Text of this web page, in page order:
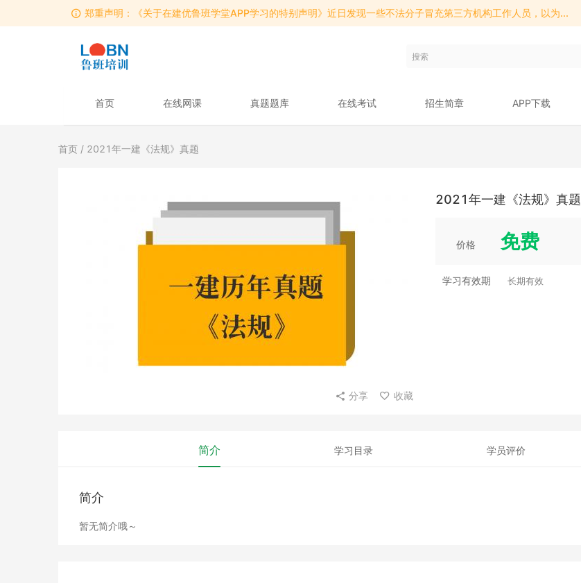
郑重声明：《关于在建优鲁班学堂APP学习的特别声明》近日发现一些不法分子冒充第三方机构工作人员，以为...
郑重声明：《关于在建优鲁班学堂APP学习的特别声明》近日发现一些不法分子冒充第三方机构工作人员，以为...
首页 在线网课 真题题库 在线考试 招生简章 APP下载
首页 / 2021年一建《法规》真题
分享 收藏
2021年一建《法规》真题
价格 免费
学习有效期 长期有效
简介 学习目录 学员评价
简介
暂无简介哦～